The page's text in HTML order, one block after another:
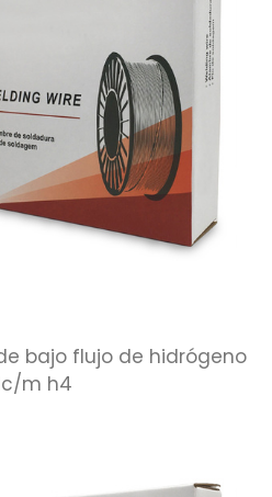
bajo flujo de hidrógeno
m h4